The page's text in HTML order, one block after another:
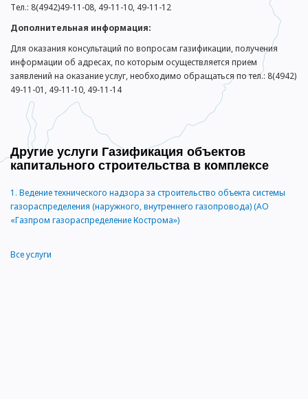
Тел.: 8(4942)49-11-08, 49-11-10, 49-11-12
Дополнительная информация:
Для оказания консультаций по вопросам газификации, получения
информации об адресах, по которым осуществляется прием
заявлений на оказание услуг, необходимо обращаться по тел.: 8(4942)
49-11-01, 49-11-10, 49-11-14
Другие услуги Газификация объектов
капитального строительства в комплексе
1. Ведение технического надзора за строительство объекта системы
газораспределения (наружного, внутреннего газопровода) (АО
«Газпром газораспределение Кострома»)
Все услуги